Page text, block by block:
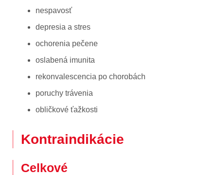
nespavosť
depresia a stres
ochorenia pečene
oslabená imunita
rekonvalescencia po chorobách
poruchy trávenia
obličkové ťažkosti
Kontraindikácie
Celkové